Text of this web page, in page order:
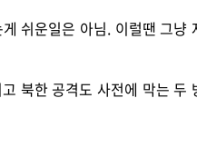
쉬운일은 아님. 이럴땐 그냥
북한 공격도 사전에 막는 두